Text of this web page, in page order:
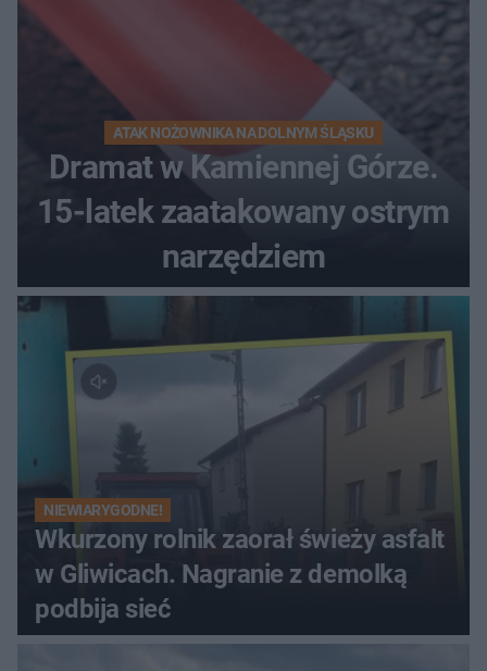
ATAK NOŻOWNIKA NA DOLNYM ŚLĄSKU
Dramat w Kamiennej Górze.
15-latek zaatakowany ostrym
narzędziem
NIEWIARYGODNE!
Wkurzony rolnik zaorał świeży asfalt
w Gliwicach. Nagranie z demolką
podbija sieć